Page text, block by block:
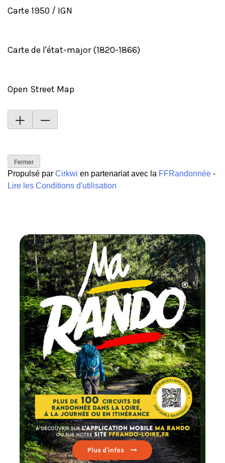
Carte 1950 / IGN
Carte de l'état-major (1820-1866)
Open Street Map
Fermer
Propulsé par Cirkwi en partenariat avec la FFRandonnée -
Lire les Conditions d'utilisation
Chaque mois
testez un circuit labellisé
FFRandonnée
Lire par ici